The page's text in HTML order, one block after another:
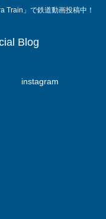
Train」で鉄道動画投稿中！
Blog
instagram